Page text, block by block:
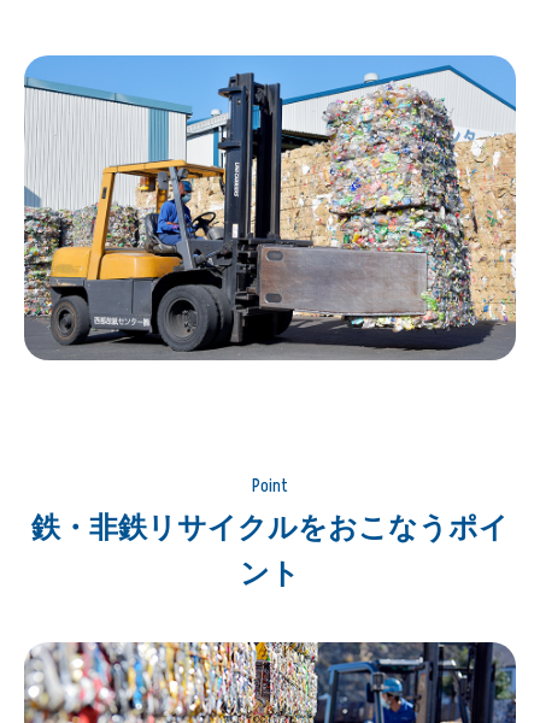
Point
鉄・非鉄リサイクルをおこなうポイ
ント